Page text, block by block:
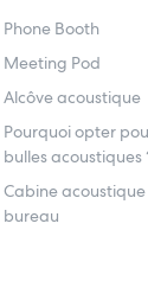
Phone Booth
Meeting Pod
Alcôve acoustique
Pourquoi opter
bulles acoustiques
Cabine
bureau